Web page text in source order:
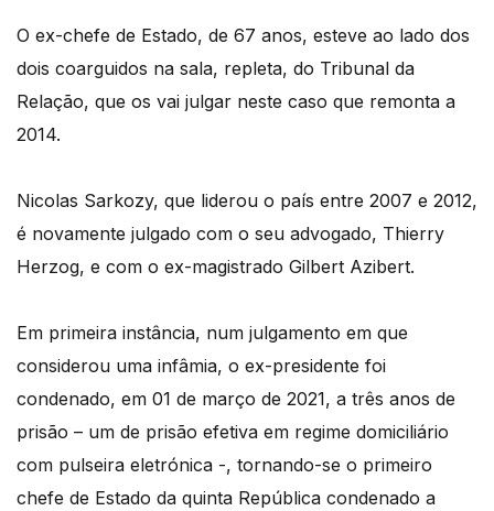
O ex-chefe de Estado, de 67 anos, esteve ao lado dos
dois coarguidos na sala, repleta, do Tribunal da
Relação, que os vai julgar neste caso que remonta a
2014.
Nicolas Sarkozy, que liderou o país entre 2007 e 2012,
é novamente julgado com o seu advogado, Thierry
Herzog, e com o ex-magistrado Gilbert Azibert.
Em primeira instância, num julgamento em que
considerou uma infâmia, o ex-presidente foi
condenado, em 01 de março de 2021, a três anos de
prisão – um de prisão efetiva em regime domiciliário
com pulseira eletrónica -, tornando-se o primeiro
chefe de Estado da quinta República condenado a